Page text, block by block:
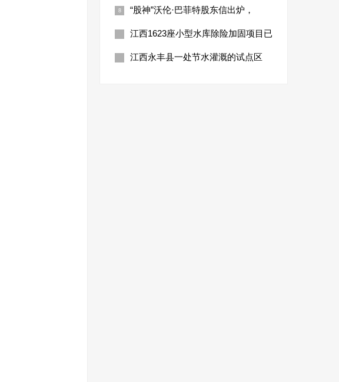
“股神”沃伦·巴菲特股东信出炉，
江西1623座小型水库除险加固项目已
江西永丰县一处节水灌溉的试点区